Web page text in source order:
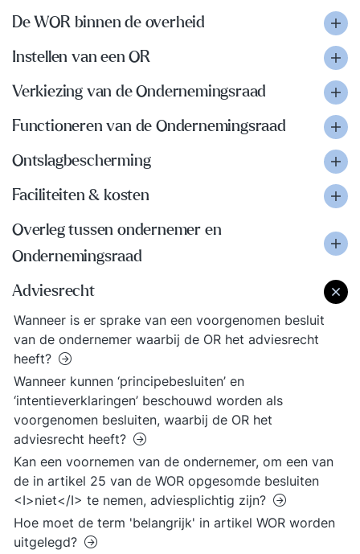
De WOR binnen de overheid
Instellen van een OR
Verkiezing van de Ondernemingsraad
Functioneren van de Ondernemingsraad
Ontslagbescherming
Faciliteiten & kosten
Overleg tussen ondernemer en
Ondernemingsraad
Adviesrecht
Wanneer is er sprake van een voorgenomen besluit
van de ondernemer waarbij de OR het adviesrecht
heeft?
Wanneer kunnen ‘principebesluiten’ en
‘intentieverklaringen’ beschouwd worden als
voorgenomen besluiten, waarbij de OR het
adviesrecht heeft?
Kan een voornemen van de ondernemer, om een van
de in artikel 25 van de WOR opgesomde besluiten
<I>niet</I> te nemen, adviesplichtig zijn?
Hoe moet de term 'belangrijk' in artikel WOR worden
uitgelegd?